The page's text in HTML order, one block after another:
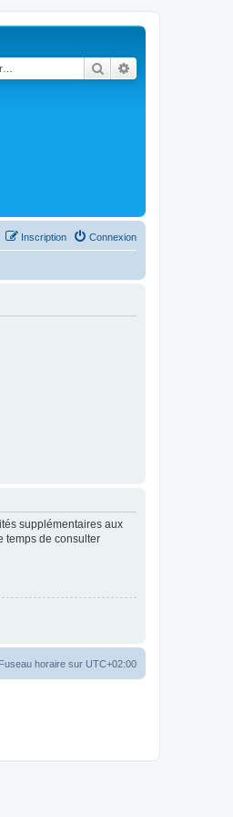
Rechercher
Connexion
Inscription
supplémentaires aux
temps de consulter
Fuseau horaire sur UTC+02:00